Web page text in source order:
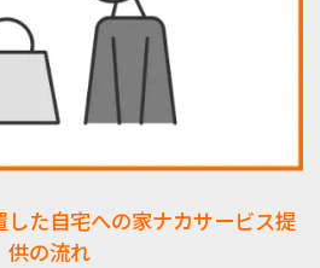
した自宅への家ナカサービス提
供の流れ